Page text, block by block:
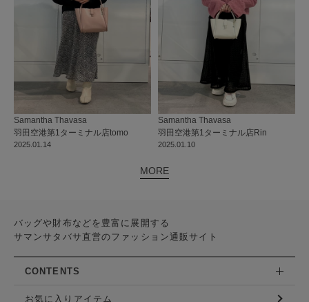
2025.01.14
Samantha Thavasa
羽田空港第1ターミナル店tomo
2025.01.10
Samantha Thavasa
羽田空港第1ターミナル店Rin
MORE
バッグや財布などを豊富に展開する
サマンサタバサ直営のファッション通販サイト
CONTENTS
お気に入りアイテム